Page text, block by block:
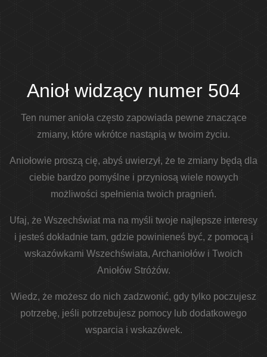
Anioł widzący numer 504
Ten numer anioła często zapowiada pewne znaczące
zmiany, które wkrótce nastąpią w twoim życiu.
Aniołowie proszą cię, abyś uwierzył, że te zmiany będą dla
ciebie bardzo pomyślne i przyniosą wiele nowych
możliwości spełnienia twoich pragnień.
Ufaj, że Wszechświat ma na myśli twoje najlepsze interesy
i jesteś dokładnie tam, gdzie powinieneś być, z pomocą i
wskazówkami Wszechświata, Archaniołów i Twoich
Aniołów Stróżów.
Wiedz, że możesz do nich zadzwonić, gdy tylko poczujesz
potrzebę, jeśli potrzebujesz pomocy lub dodatkowego
wsparcia i wskazówek.